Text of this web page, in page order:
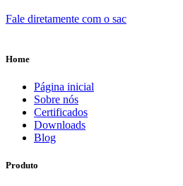
Fale diretamente com o sac
Home
Página inicial
Sobre nós
Certificados
Downloads
Blog
Produto